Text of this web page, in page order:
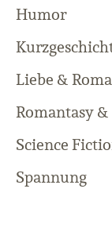
Humor
Liebe &
Romantasy
Science
Spannung